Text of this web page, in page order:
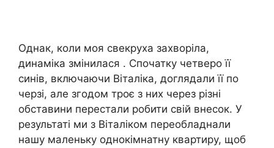
Однак, коли моя свекруха захворіла,
динаміка змінилася . Спочатку четверо її
синів, включаючи Віталіка, доглядали її по
черзі, але згодом троє з них через різні
обставини перестали робити свій внесок. У
результаті ми з Віталіком переобладнали
нашу маленьку однокімнатну квартиру, щоб